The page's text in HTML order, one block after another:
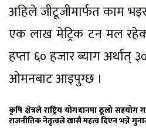
अहिले जीटूजीमार्फत काम
एक लाख मेट्रिक टन मल
हप्ता ६० हजार ब्याग अर्थात्
ओमनबाट आइपुग्छ ।
कृषि क्षेत्रले राष्ट्रिय योगदानमा ठूलो सहयोग
राजनीतिक नेतृत्वले खासै महत्व दिएन भन्ने